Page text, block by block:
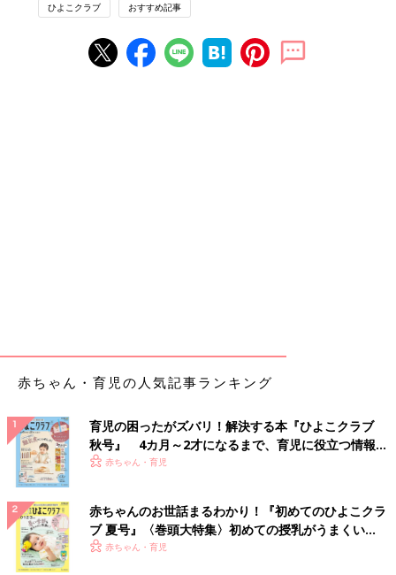
ひよこクラブ おすすめ記事
赤ちゃん・育児の人気記事ランキング
育児の困ったがズバリ！解決する本『ひよこクラブ
秋号』 4カ月～2才になるまで、育児に役立つ情報が
いっぱい！
赤ちゃん・育児
赤ちゃんのお世話まるわかり！『初めてのひよこクラ
ブ 夏号』〈巻頭大特集〉初めての授乳がうまくい
く！ おっぱい・ミルクの基本と夏のトラブル 解決テ
赤ちゃん・育児